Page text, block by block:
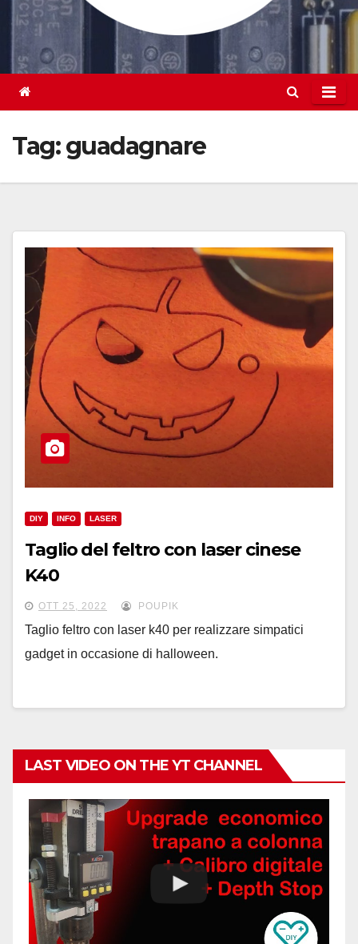
Tag:guadagnare
DIY INFO LASER
Taglio del feltro con laser cinese
K40
OTT 25, 2022 POUPIK
Taglio feltro con laser k40 per realizzare simpatici
gadget in occasione di halloween.
LAST VIDEO ON THE YT CHANNEL